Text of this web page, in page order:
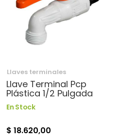
Llaves terminales
Llave Terminal Pcp
Plástica 1/2 Pulgada
En Stock
$ 18.620,00